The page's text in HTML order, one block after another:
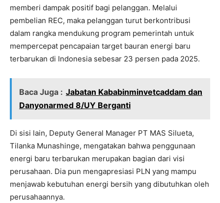
memberi dampak positif bagi pelanggan. Melalui
pembelian REC, maka pelanggan turut berkontribusi
dalam rangka mendukung program pemerintah untuk
mempercepat pencapaian target bauran energi baru
terbarukan di Indonesia sebesar 23 persen pada 2025.
Baca Juga : Jabatan Kababinminvetcaddam dan
Danyonarmed 8/UY Berganti
Di sisi lain, Deputy General Manager PT MAS Silueta,
Tilanka Munashinge, mengatakan bahwa penggunaan
energi baru terbarukan merupakan bagian dari visi
perusahaan. Dia pun mengapresiasi PLN yang mampu
menjawab kebutuhan energi bersih yang dibutuhkan oleh
perusahaannya.